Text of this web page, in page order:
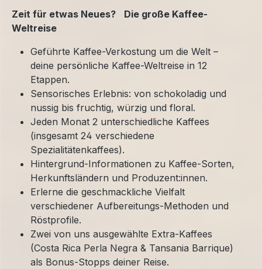
Zeit für etwas Neues? Die große Kaffee-
Weltreise
Geführte Kaffee-Verkostung um die Welt –
deine persönliche Kaffee-Weltreise in 12
Etappen.
Sensorisches Erlebnis: von schokoladig und
nussig bis fruchtig, würzig und floral.
Jeden Monat 2 unterschiedliche Kaffees
(insgesamt 24 verschiedene
Spezialitätenkaffees).
Hintergrund-Informationen zu Kaffee-Sorten,
Herkunftsländern und Produzent:innen.
Erlerne die geschmackliche Vielfalt
verschiedener Aufbereitungs-Methoden und
Röstprofile.
Zwei von uns ausgewählte Extra-Kaffees
(Costa Rica Perla Negra & Tansania Barrique)
als Bonus-Stopps deiner Reise.